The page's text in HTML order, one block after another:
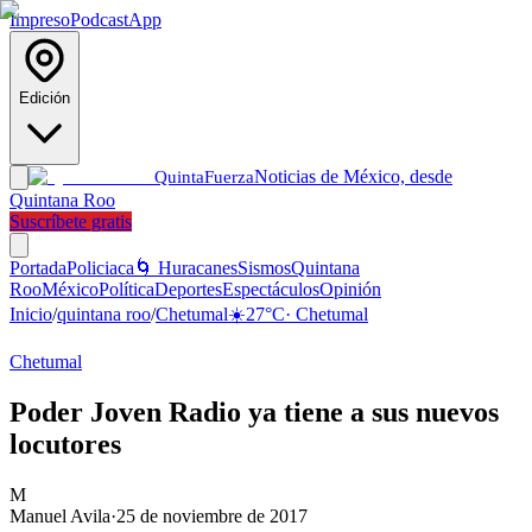
ImpresoPodcastApp
Edición
QuintaFuerzaNoticias de México, desde
Quintana Roo
Suscríbete gratis
PortadaPoliciaca 🌀 HuracanesSismosQuintana
RooMéxicoPolíticaDeportesEspectáculosOpinión
Inicio/quintana roo/Chetumal☀️27°C· Chetumal
Chetumal
Poder Joven Radio ya tiene a sus nuevos
locutores
M
Manuel Avila·25 de noviembre de 2017